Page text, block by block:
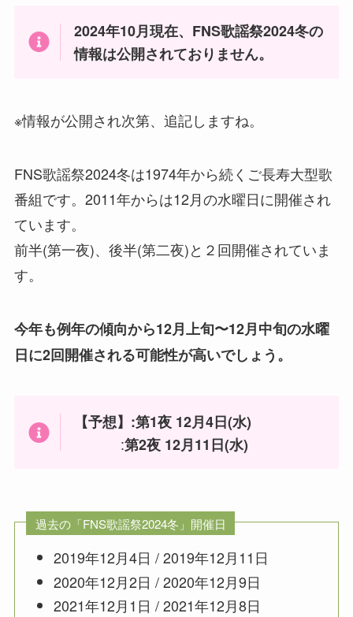
2024年10月現在、FNS歌謡祭2024冬の
情報は公開されておりません。
※情報が公開され次第、追記しますね。
FNS歌謡祭2024冬は1974年から続くご長寿大型歌
番組です。2011年からは12月の水曜日に開催され
ています。
前半(第一夜)、後半(第二夜)と２回開催されていま
す。
今年も例年の傾向から12月上旬〜12月中旬の水曜
日に2回開催される可能性が高いでしょう。
【予想】:第1夜 12月4日(水)
:第2夜 12月11日(水)
過去の「FNS歌謡祭2024冬」開催日
2019年12月4日 / 2019年12月11日
2020年12月2日 / 2020年12月9日
2021年12月1日 / 2021年12月8日